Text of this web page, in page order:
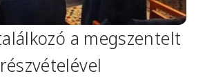
a megszentelt